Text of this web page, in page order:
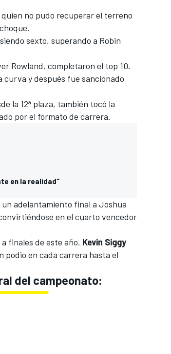
no pudo recuperar el terreno
sexto, superando a Robin
Rowland, completaron el top 10.
y después fue sancionado
la 12ª plaza, también tocó la
por el formato de carrera.
en la realidad"
adelantamiento final a Joshua
en el cuarto vencedor
a finales de este año. Kevin Siggy
podio en cada carrera hasta el
del campeonato: